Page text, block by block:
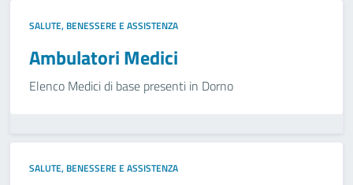
SALUTE, BENESSERE E ASSISTENZA
Ambulatori Medici
Elenco Medici di base presenti in Dorno
SALUTE, BENESSERE E ASSISTENZA